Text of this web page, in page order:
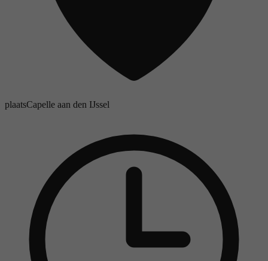
plaatsCapelle aan den IJssel